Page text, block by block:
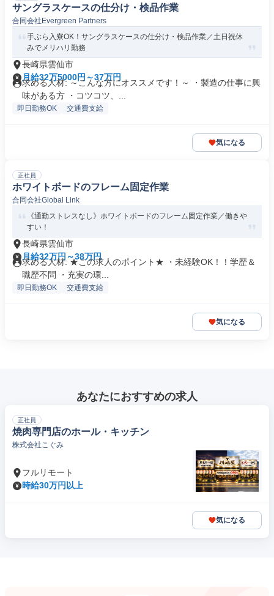
サングラスケースの仕分け・検品作業
合同会社Evergreen Partners
手ぶら入寮OK！サングラスケースの仕分け・検品作業／土日祝休
みでメリハリ勤務
長崎県雲仙市
月給32万5000円～37万円
求める人材: ～こんな方にオススメです！～ ・製造の仕事に興
味がある方 ・コツコツ、...
即日勤務OK 交通費支給
気になる
正社員
ホワイトボードのフレーム固定作業
合同会社Global Link
《通勤ストレスなし》ホワイトボードのフレーム固定作業／働きや
すい！
長崎県雲仙市
月給32万円～38万円
求める人材: ★この求人のポイント★ ・未経験OK！！学歴＆
職歴不問 ・充実の環...
即日勤務OK 交通費支給
気になる
あなたにおすすめの求人
正社員
焼肉専門店のホール・キッチン
株式会社こぐみ
フルリモート
時給30万円以上
気になる